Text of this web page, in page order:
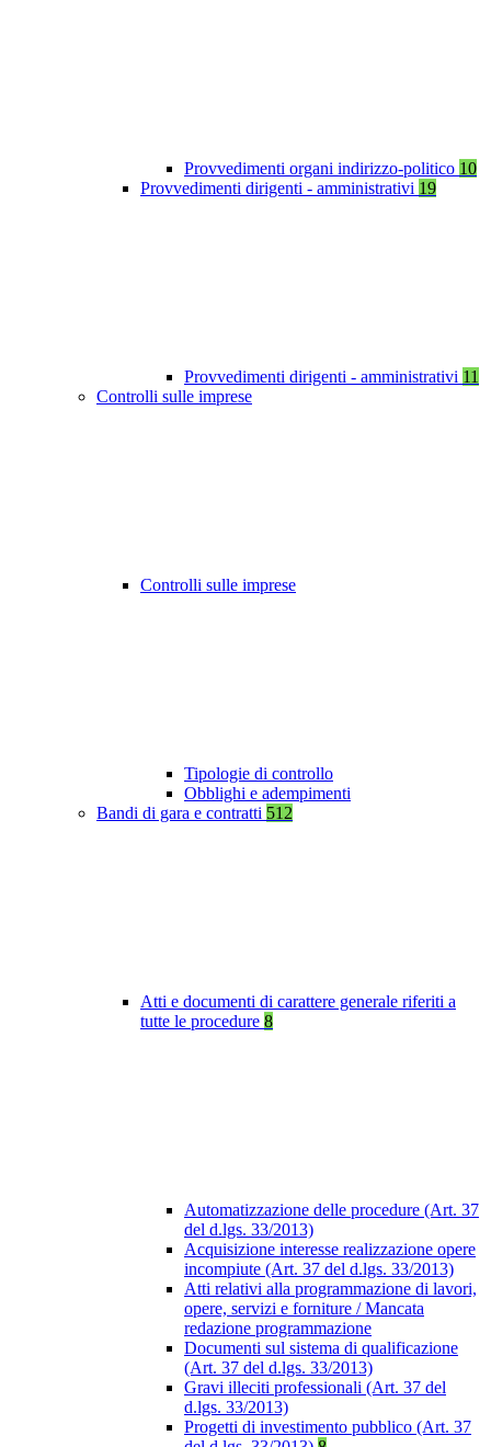
Provvedimenti organi indirizzo-politico 10
Provvedimenti dirigenti - amministrativi 19
Provvedimenti dirigenti - amministrativi 11
Controlli sulle imprese
Controlli sulle imprese
Tipologie di controllo
Obblighi e adempimenti
Bandi di gara e contratti 512
Atti e documenti di carattere generale riferiti a
tutte le procedure 8
Automatizzazione delle procedure (Art. 37
del d.lgs. 33/2013)
Acquisizione interesse realizzazione opere
incompiute (Art. 37 del d.lgs. 33/2013)
Atti relativi alla programmazione di lavori,
opere, servizi e forniture / Mancata
redazione programmazione
Documenti sul sistema di qualificazione
(Art. 37 del d.lgs. 33/2013)
Gravi illeciti professionali (Art. 37 del
d.lgs. 33/2013)
Progetti di investimento pubblico (Art. 37